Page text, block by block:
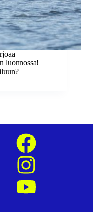
luonnossa!